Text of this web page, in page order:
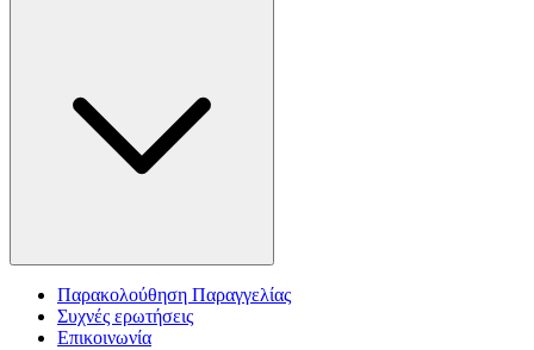
Παρακολούθηση Παραγγελίας
Συχνές ερωτήσεις
Επικοινωνία